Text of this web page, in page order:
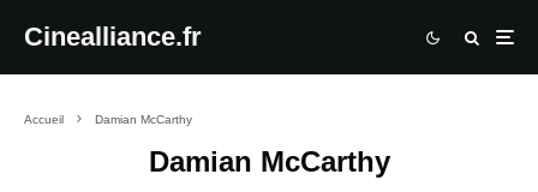
Cinealliance.fr
Accueil Damian McCarthy
Damian McCarthy